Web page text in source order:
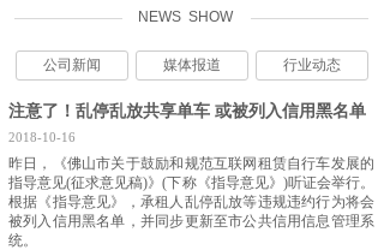
NEWS SHOW
公司新闻 媒体报道 行业动态
注意了！乱停乱放共享单车 或被列入信用黑名单
2018-10-16
昨日，《佛山市关于鼓励和规范互联网租赁自行车发展的
指导意见(征求意见稿)》(下称《指导意见》)听证会举行。
根据《指导意见》，承租人乱停乱放等违规违约行为将会
被列入信用黑名单，并同步更新至市公共信用信息管理系
统。